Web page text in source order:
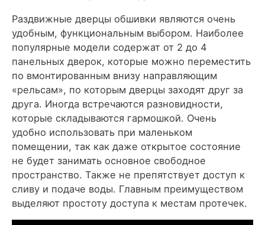
Раздвижные дверцы обшивки являются очень
удобным, функциональным выбором. Наиболее
популярные модели содержат от 2 до 4
панельных дверок, которые можно переместить
по вмонтированным внизу направляющим
«рельсам», по которым дверцы заходят друг за
друга. Иногда встречаются разновидности,
которые складываются гармошкой. Очень
удобно использовать при маленьком
помещении, так как даже открытое состояние
не будет занимать основное свободное
пространство. Также не препятствует доступ к
сливу и подаче воды. Главным преимуществом
выделяют простоту доступа к местам протечек.